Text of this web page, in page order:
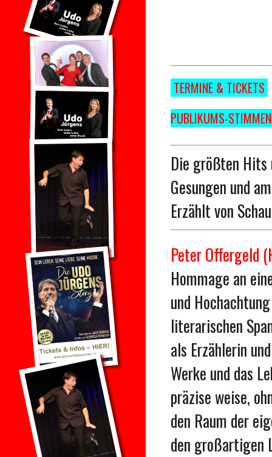
TERMINE & TICKETS
PUBLIKUMS-
Die größten Hits
Gesungen und
Erzählt von
Peter Offergeld
Hommage an
und
literarischen
als Erzählerin
Werke und das
präzise weise,
den Raum der
den großartigen